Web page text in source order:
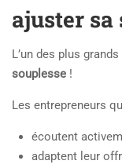
ajuster sa
L’un des plus
souplesse !
Les entrepreneurs
écoutent
adaptent leur